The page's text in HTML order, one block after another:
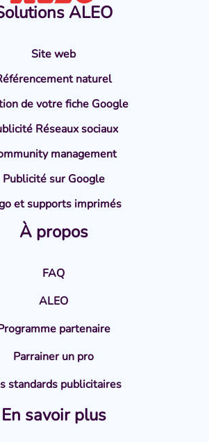
ALEO
Site web
naturel
de votre fiche Google
Réseaux sociaux
management
Publicité sur Google
et supports imprimés
À propos
FAQ
ALEO
partenaire
Parrainer un pro
standards publicitaires
En savoir plus